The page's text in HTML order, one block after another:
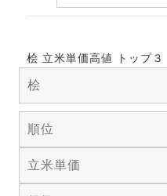
桧 立米単価高値 トップ３
桧
順位
立米単価